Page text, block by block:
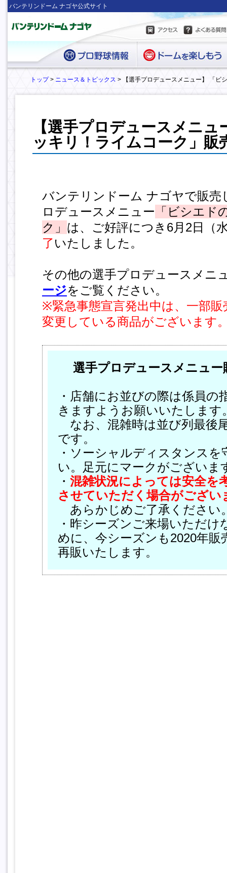
バンテリンドーム ナゴヤ公式サイト
トップ> ニュース＆トピックス > 【選手プロデュースメニュー】 「ビ
【選手プロデュースメニ
ッキリ！ライムコーク」販
バンテリンドーム ナゴヤで販売
ロデュースメニュー 「ビシエド
ク」 は、ご好評につき6月2日（
了いたしました。
その他の選手プロデュースメニ
ージをご覧ください。
※緊急事態宣言発出中は、一部
変更している商品がございます
選手プロデュースメニュ
・店舗にお並びの際は係員の
きますようお願いいたします
なお、混雑時は並び列最後
です。
・ソーシャルディスタンス
い。足元にマークがございま
・ 混雑状況によっては安全を
させていただく場合がござい
あらかじめご了承ください
・昨シーズンご来場いただ
めに、今シーズンも2020年販
再販いたします。